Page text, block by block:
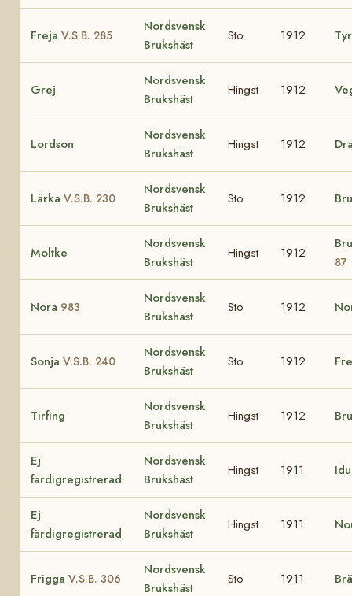
Freja V.S.B. 285
Nordsvensk
Brukshäst
Sto 1912
Grej
Nordsvensk
Brukshäst
Hingst 1912
Lordson
Nordsvensk
Brukshäst
Hingst 1912
Lärka V.S.B. 230
Nordsvensk
Brukshäst
Sto 1912
Moltke
Nordsvensk
Brukshäst
Hingst 1912
87
Nora 983
Nordsvensk
Brukshäst
Sto 1912
Sonja V.S.B. 240
Nordsvensk
Brukshäst
Sto 1912
Tirfing
Nordsvensk
Brukshäst
Hingst 1912
Ej
färdigregistrerad
Nordsvensk
Brukshäst
Hingst 1911
Ej
färdigregistrerad
Nordsvensk
Brukshäst
Hingst 1911
Frigga V.S.B. 306
Nordsvensk
Brukshäst
Sto 1911